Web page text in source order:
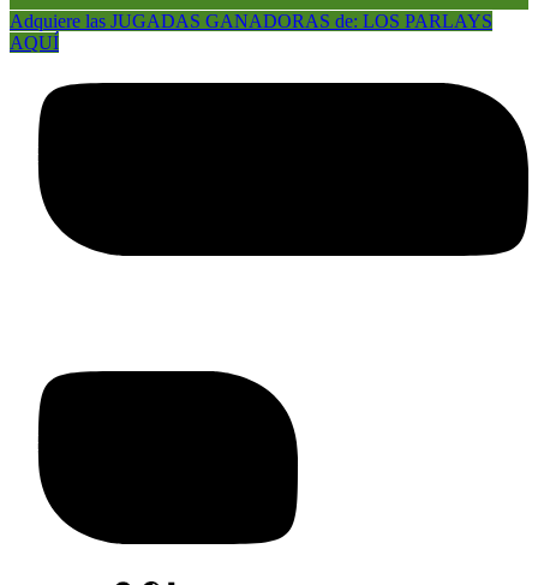
Adquiere las JUGADAS GANADORAS de: LOS PARLAYS
AQUÍ